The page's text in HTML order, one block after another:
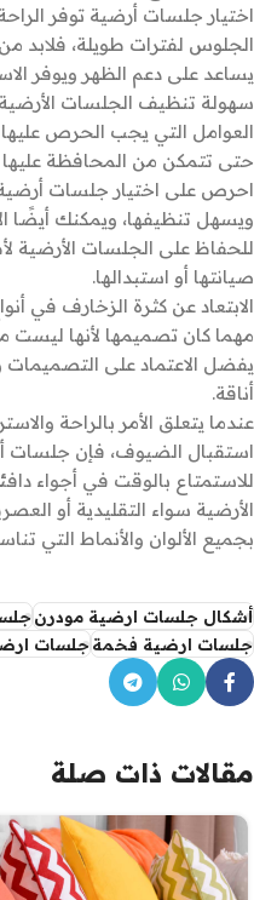
اختيار جلسات أرضية توفر
الجلوس لفترات طويلة، فلابد
يساعد على دعم الظهر ويوفر
سهولة تنظيف الجلسات الأرضية
العوامل التي يجب الحرص
حتى تتمكن من المحافظة
احرص على اختيار جلسات
ويسهل تنظيفها، ويمكنك أيضًا
للحفاظ على الجلسات الأرضية
صيانتها أو استبدالها.
الابتعاد عن كثرة الزخارف في
مهما كان تصميمها لأنها ليست
يفضل الاعتماد على التصميمات
أناقة.
عندما يتعلق الأمر بالراحة
استقبال الضيوف، فإن جلسات
للاستمتاع بالوقت في أجواء
الأرضية سواء التقليدية أو
بجميع الألوان والأنماط التي
أشكال جلسات ارضية مودرن
جلسات ارضية فخمةجلسات
مقالات ذات صلة